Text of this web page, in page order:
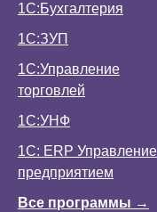
1С:Бухгалтерия
1С:ЗУП
1С:Управление
торговлей
1С:УНФ
1С: ERP Управление
предприятием
Все программы →